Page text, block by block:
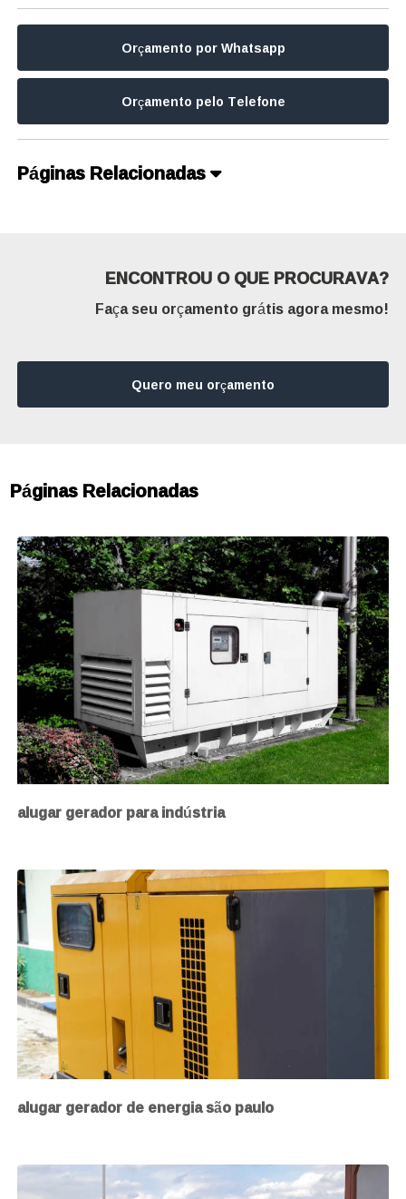
Orçamento por Whatsapp
Orçamento pelo Telefone
Páginas Relacionadas
ENCONTROU O QUE PROCURAVA?
Faça seu orçamento grátis agora mesmo!
Quero meu orçamento
Páginas Relacionadas
alugar gerador para indústria
alugar gerador de energia são paulo